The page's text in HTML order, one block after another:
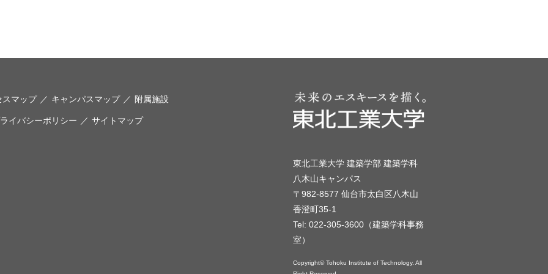
スマップ キャンパスマップ 附属施設
イバシーポリシー サイトマップ
東北工業大学 建築学部 建築学科
八木山キャンパス
〒982-8577 仙台市太白区八木山
香澄町35-1
Tel: 022-305-3600（建築学科事務
室）
Copyright© Tohoku Institute of Technology. All